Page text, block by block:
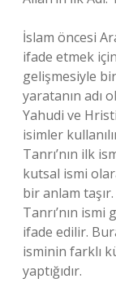
İslam öncesi
ifade etmek
gelişmesiyle
yaratanın adı
Yahudi ve
isimler
Tanrı’nın ilk
kutsal ismi
bir anlam
Tanrı’nın ismi
ifade edilir.
isminin farklı
yaptığıdır.